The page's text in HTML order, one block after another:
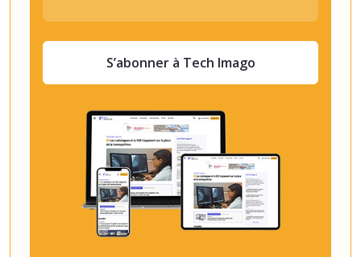
S’abonner à Tech Imago